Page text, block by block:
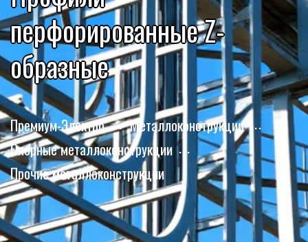
перфорированные Z-
образные
Премиум-Электро
Металлоконструкции
Опорные металлоконструкции
Прочие металлоконструкции